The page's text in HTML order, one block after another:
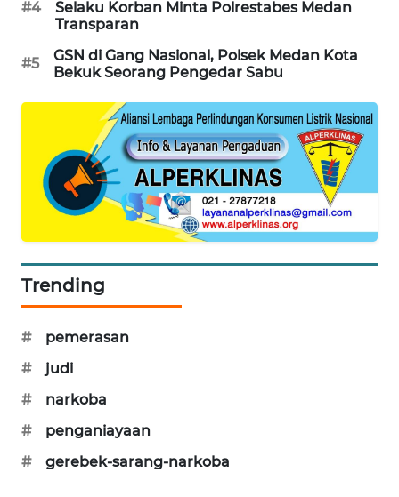
#4
Selaku Korban Minta Polrestabes Medan
Transparan
#5
GSN di Gang Nasional, Polsek Medan Kota
Bekuk Seorang Pengedar Sabu
Trending
#
pemerasan
#
judi
#
narkoba
#
penganiayaan
#
gerebek-sarang-narkoba
KRT
NEWS
KARING
NEWS
JURNAL
MARITIM
HUMBANG
GARONGGANG
NEWS
FISUELRI
ID
ENERGI
NEWS